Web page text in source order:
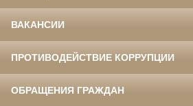
ВАКАНСИИ
ПРОТИВОДЕЙСТВИЕ КОРРУПЦИИ
ОБРАЩЕНИЯ ГРАЖДАН